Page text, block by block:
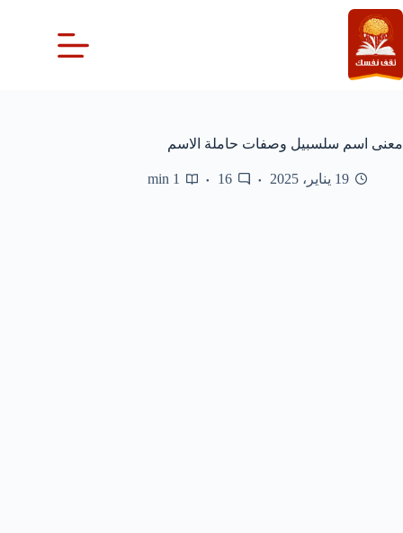
التجاوز
إلى
المحتوى
معنى اسم سلسبيل وصفات حاملة الاسم
19 يناير، 2025 16
1 min